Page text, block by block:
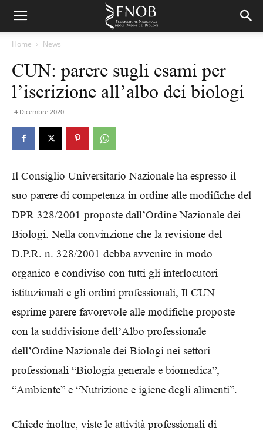
Home News
CUN: parere sugli esami per
l’iscrizione all’albo dei biologi
4 Dicembre 2020
Il Consiglio Universitario Nazionale ha espresso il
suo parere di competenza in ordine alle modifiche del
DPR 328/2001 proposte dall’Ordine Nazionale dei
Biologi. Nella convinzione che la revisione del
D.P.R. n. 328/2001 debba avvenire in modo
organico e condiviso con tutti gli interlocutori
istituzionali e gli ordini professionali, Il CUN
esprime parere favorevole alle modifiche proposte
con la suddivisione dell’Albo professionale
dell’Ordine Nazionale dei Biologi nei settori
professionali “Biologia generale e biomedica”,
“Ambiente” e “Nutrizione e igiene degli alimenti”.
Chiede inoltre, viste le attività professionali di